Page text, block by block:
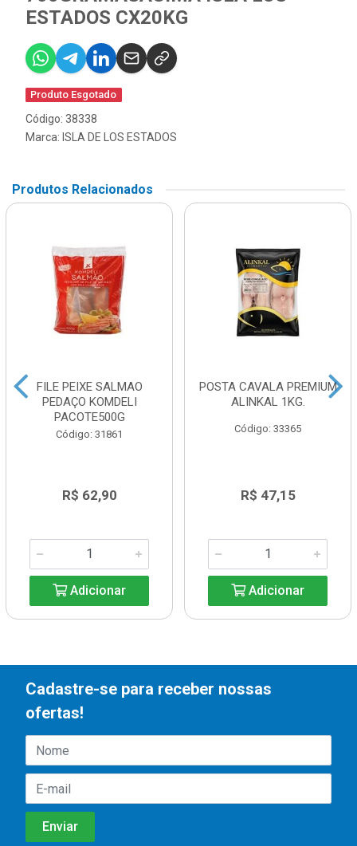
ESTADOS CX20KG
Produto Esgotado
Código: 38338
Marca: ISLA DE LOS ESTADOS
Produtos Relacionados
FILE PEIXE SALMAO
PEDAÇO KOMDELI
PACOTE500G
Código: 31861
R$ 62,90
Adicionar
POSTA CAVALA PREMIUM
ALINKAL 1KG.
Código: 33365
R$ 47,15
Adicionar
Cadastre-se para receber nossas
ofertas!